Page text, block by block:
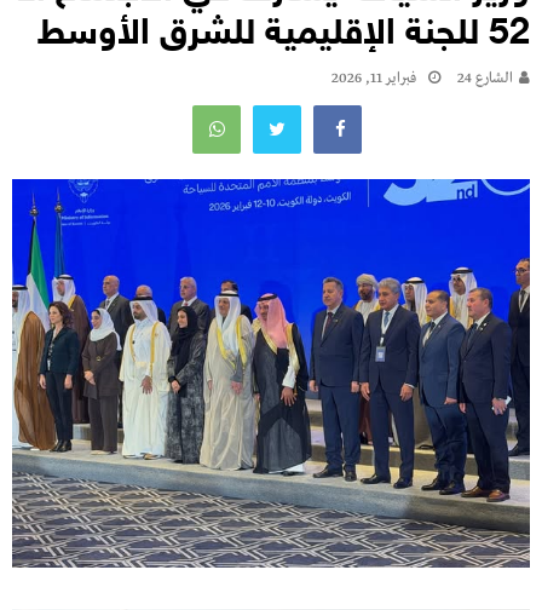
52 للجنة الإقليمية للشرق الأوسط
الشارع 24 فبراير 11, 2026